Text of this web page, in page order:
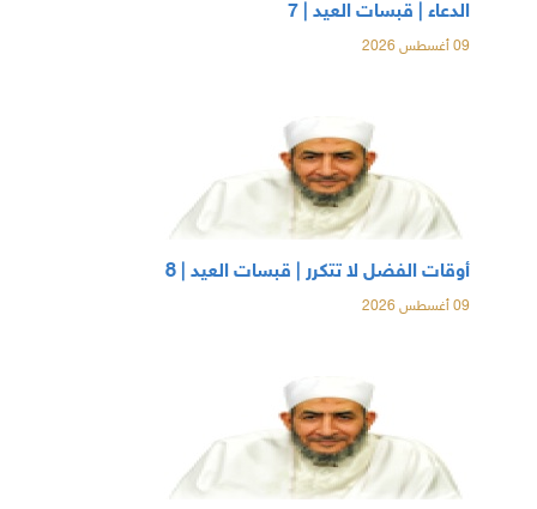
الدعاء | قبسات العيد | 7
09 أغسطس 2026
أوقات الفضل لا تتكرر | قبسات العيد | 8
09 أغسطس 2026